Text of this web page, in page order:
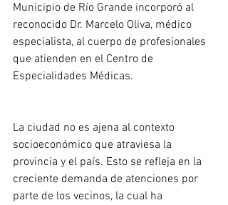
Municipio de Río Grande incorporó al
reconocido Dr. Marcelo Oliva, médico
especialista, al cuerpo de profesionales
que atienden en el Centro de
Especialidades Médicas.
La ciudad no es ajena al contexto
socioeconómico que atraviesa la
provincia y el país. Esto se refleja en la
creciente demanda de atenciones por
parte de los vecinos, la cual ha